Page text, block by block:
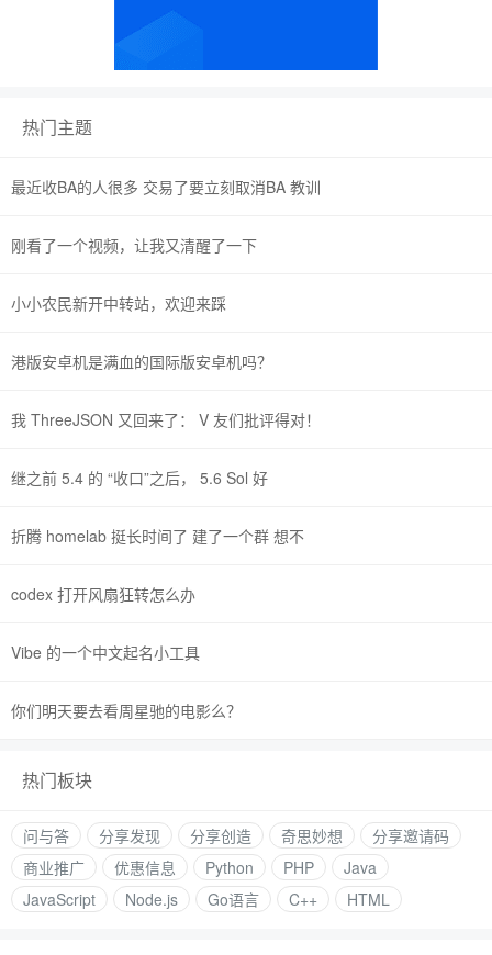
热门主题
最近收BA的人很多 交易了要立刻取消BA 教训
刚看了一个视频，让我又清醒了一下
小小农民新开中转站，欢迎来踩
港版安卓机是满血的国际版安卓机吗？
我 ThreeJSON 又回来了： V 友们批评得对！
继之前 5.4 的 “收口”之后， 5.6 Sol 好
折腾 homelab 挺长时间了 建了一个群 想不
codex 打开风扇狂转怎么办
Vibe 的一个中文起名小工具
你们明天要去看周星驰的电影么？
热门板块
问与答 分享发现 分享创造 奇思妙想
分享邀请码
商业推广
优惠信息 Python PHP
Java
JavaScript
Node.js Go语言 C++ HTML